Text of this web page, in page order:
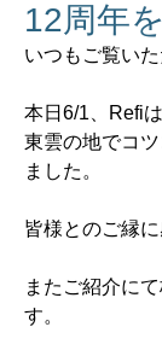
12周年
いつもご覧い
本日6/1、Refi
東雲の地でコ
ました。
皆様とのご縁に
またご紹介に
す。